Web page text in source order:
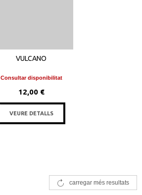
VULCANO
Consultar disponibilitat
12,00 €
VEURE DETALLS
carregar més resultats